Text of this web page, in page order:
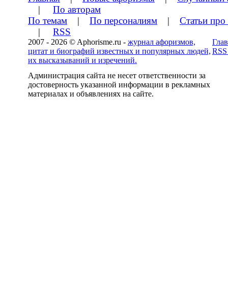
| По авторам
По темам | По персоналиям | Статьи
| RSS
2007 - 2026 © Aphorisme.ru - журнал афоризмов,
цитат и биографий известных и популярных людей,
их высказываний и изречений.
Администрация сайта не несет ответственности за
достоверность указанной информации в рекламных
материалах и объявлениях на сайте.